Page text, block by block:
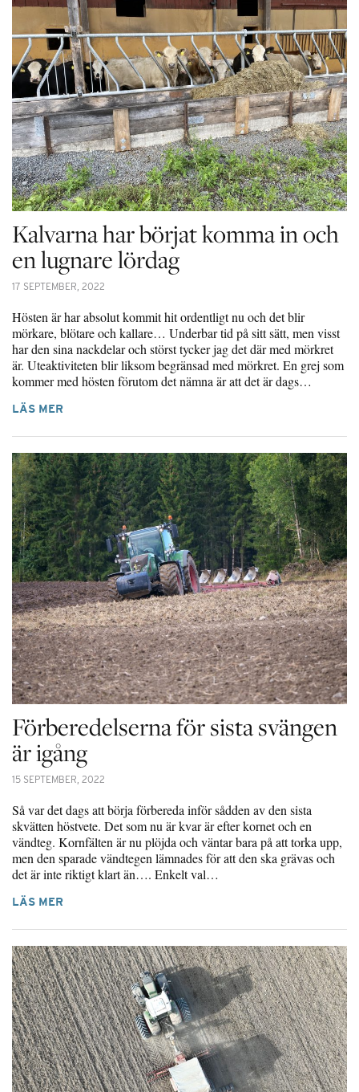
Kalvarna har börjat komma in och
en lugnare lördag
17 SEPTEMBER, 2022
Hösten är har absolut kommit hit ordentligt nu och det blir
mörkare, blötare och kallare… Underbar tid på sitt sätt, men visst
har den sina nackdelar och störst tycker jag det där med mörkret
är. Uteaktiviteten blir liksom begränsad med mörkret. En grej som
kommer med hösten förutom det nämna är att det är dags…
LÄS MER
Förberedelserna för sista svängen
är igång
15 SEPTEMBER, 2022
Så var det dags att börja förbereda inför sådden av den sista
skvätten höstvete. Det som nu är kvar är efter kornet och en
vändteg. Kornfälten är nu plöjda och väntar bara på att torka upp,
men den sparade vändtegen lämnades för att den ska grävas och
det är inte riktigt klart än…. Enkelt val…
LÄS MER